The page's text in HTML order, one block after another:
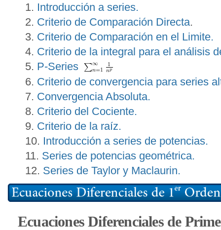
Introducción a series.
Criterio de Comparación Directa.
Criterio de Comparación en el Limite.
Criterio de la integral para el análisis
P-Series
Criterio de convergencia para series
Convergencia Absoluta.
Criterio del Cociente.
Criterio de la raíz.
Introducción a series de potencias.
Series de potencias geométrica.
Series de Taylor y Maclaurin.
Ecuaciones Diferenciales de